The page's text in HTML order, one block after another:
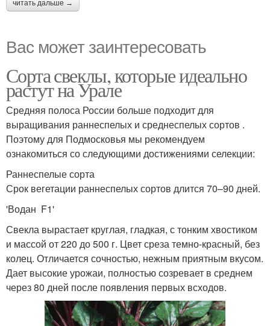
читать дальше →
Вас может заинтересовать
Сорта свеклы, которые идеально
растут на Урале
Средняя полоса России больше подходит для
выращивания раннеспелых и среднеспелых сортов .
Поэтому для Подмосковья мы рекомендуем
ознакомиться со следующими достижениями селекции:
Раннеспелые сорта
Срок вегетации раннеспелых сортов длится 70–90 дней.
'Водан F1'
Свекла вырастает круглая, гладкая, с тонким хвостиком
и массой от 220 до 500 г. Цвет среза темно-красный, без
колец. Отличается сочностью, нежным приятным вкусом.
Дает высокие урожаи, полностью созревает в среднем
через 80 дней после появления первых всходов.